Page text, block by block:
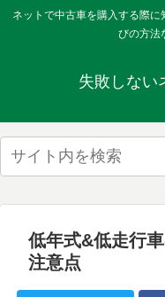
ネットで中古車を購入する際
びの方法
失敗しない
低年式&低走行
注意点